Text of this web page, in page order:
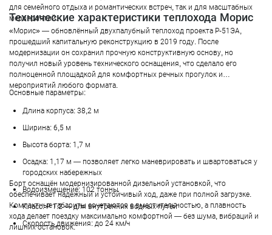
для семейного отдыха и романтических встреч, так и для масштабных
мероприятий.
Технические характеристики теплохода Морис
«Морис» — обновлённый двухпалубный теплоход проекта Р-51ЭА,
прошедший капитальную реконструкцию в 2019 году. После
модернизации он сохранил прочную конструктивную основу, но
получил новый уровень технического оснащения, что сделало его
полноценной площадкой для комфортных речных прогулок и
мероприятий любого формата.
Основные параметры:
Длина корпуса: 38,2 м
Ширина: 6,5 м
Высота борта: 1,7 м
Осадка: 1,17 м — позволяет легко маневрировать и швартоваться у
городских набережных
Водоизмещение: 102 тонны
Класс: Р 1.2 — для внутренних водных путей
Скорость движения: до 24 км/ч
Борт оснащён модернизированной дизельной установкой, что
обеспечивает надёжный и устойчивый ход, даже при полной загрузке.
Компактные габариты сочетаются с вместительностью, а плавность
хода делает поездку максимально комфортной — без шума, вибраций и
лишних остановок.